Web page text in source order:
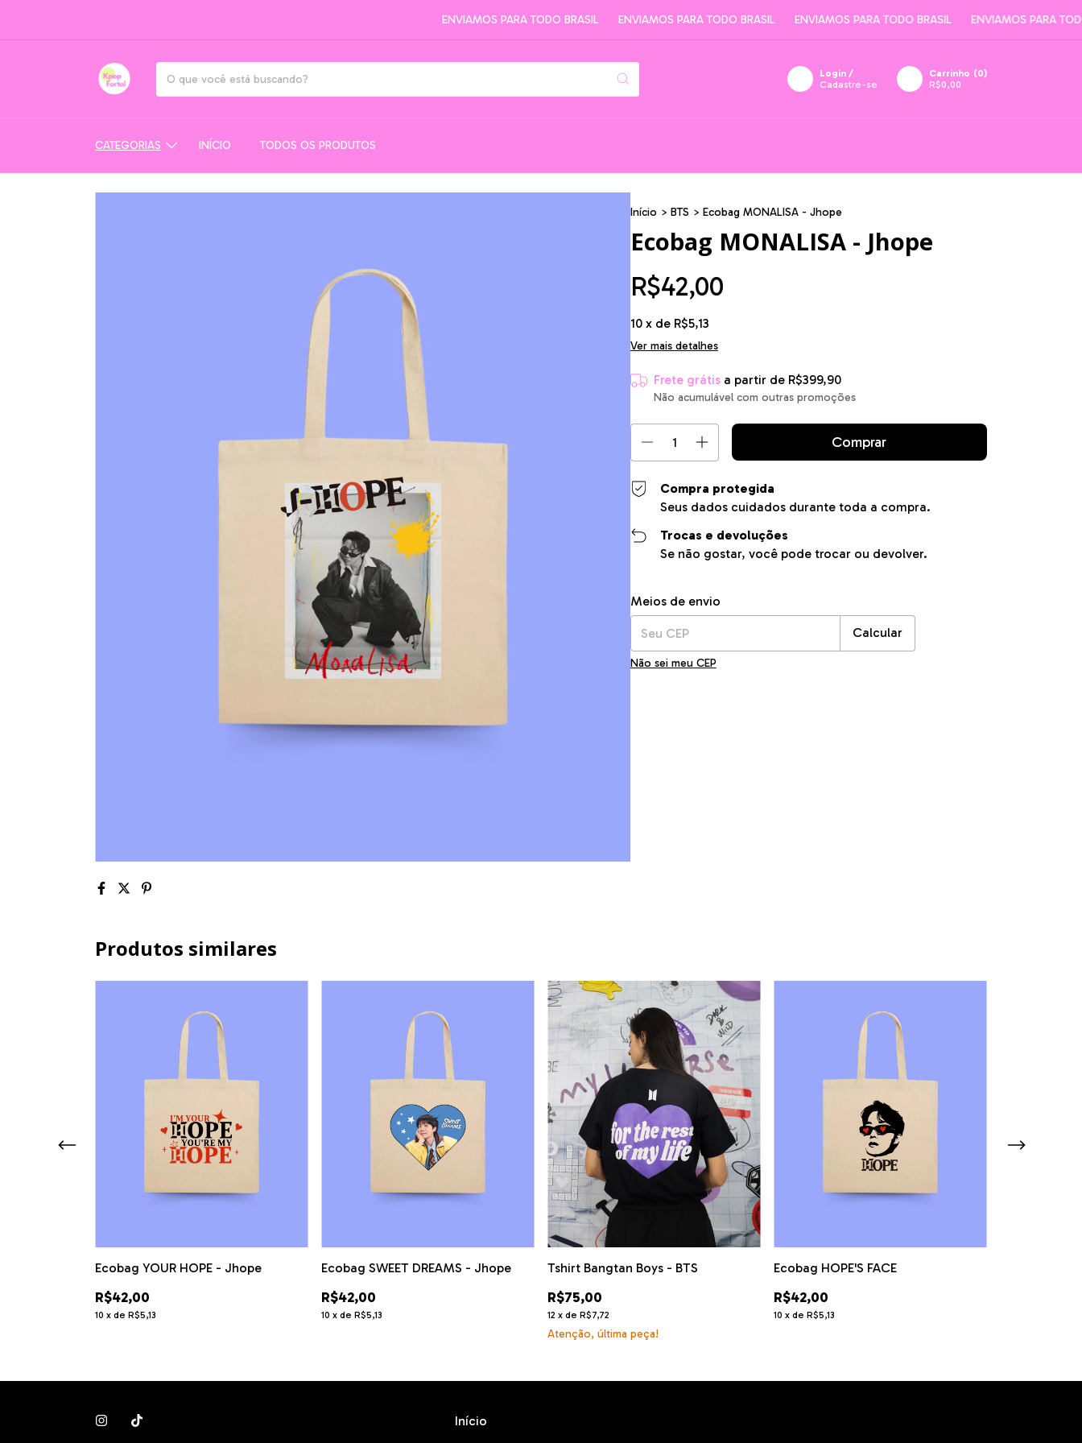
ENVIAMOS PARA TODO BRASIL ENVIAMOS PARA TODO BRASIL ENVIAMOS PARA TODO BRASIL ENVIAMOS PARA TODO
Login /
Cadastre-se
Carrinho (0)
R$0,00
CATEGORIAS INÍCIO TODOS OS PRODUTOS
Início > BTS > Ecobag MONALISA - Jhope
Ecobag MONALISA - Jhope
R$42,00
10 x de R$5,13
Ver mais detalhes
Frete grátis a partir de R$399,90
Não acumulável com outras promoções
Compra protegida
Seus dados cuidados durante toda a compra.
Trocas e devoluções
Se não gostar, você pode trocar ou devolver.
Entregas para o CEP:
Meios de envio
Calcular
Não sei meu CEP
Produtos similares
Ecobag YOUR HOPE - Jhope
R$42,00
10 x de R$5,13
Ecobag SWEET DREAMS - Jhope
R$42,00
10 x de R$5,13
Tshirt Bangtan Boys - BTS
R$75,00
12 x de R$7,72
Atenção, última peça!
Ecobag HOPE'S FACE
R$42,00
10 x de R$5,13
Início